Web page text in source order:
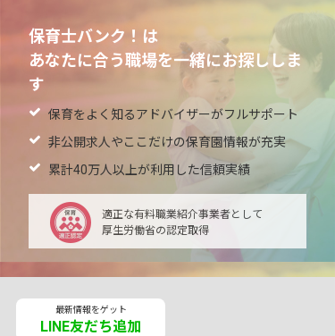
保育士バンク！は
あなたに合う職場を一緒にお探ししま
す
保育をよく知るアドバイザーがフルサポート
非公開求人やここだけの保育園情報が充実
累計40万人以上が利用した信頼実績
適正な有料職業紹介事業者として
厚生労働省の認定取得
最新情報をゲット
LINE友だち追加